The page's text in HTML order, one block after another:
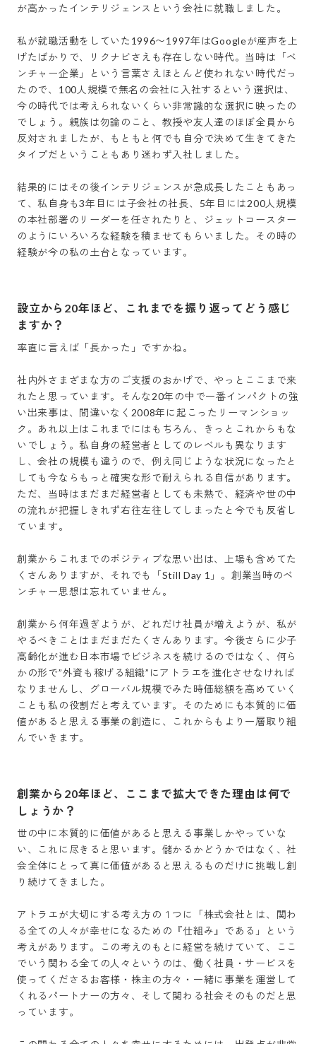
が高かったインテリジェンスという会社に就職しました。
私が就職活動をしていた1996〜1997年はGoogleが産声を上
げたばかりで、リクナビさえも存在しない時代。当時は「ベ
ンチャー企業」という言葉さえほとんど使われない時代だっ
たので、100人規模で無名の会社に入社するという選択は、
今の時代では考えられないくらい非常識的な選択に映ったの
でしょう。親族は勿論のこと、教授や友人達のほぼ全員から
反対されましたが、もともと何でも自分で決めて生きてきた
タイプだということもあり迷わず入社しました。
結果的にはその後インテリジェンスが急成長したこともあっ
て、私自身も3年目には子会社の社長、5年目には200人規模
の本社部署のリーダーを任されたりと、ジェットコースター
のようにいろいろな経験を積ませてもらいました。その時の
経験が今の私の土台となっています。
設立から20年ほど、これまでを振り返ってどう感じ
ますか？
率直に言えば「長かった」ですかね。
社内外さまざまな方のご支援のおかげで、やっとここまで来
れたと思っています。そんな20年の中で一番インパクトの強
い出来事は、間違いなく2008年に起こったリーマンショッ
ク。あれ以上はこれまでにはもちろん、きっとこれからもな
いでしょう。私自身の経営者としてのレベルも異なります
し、会社の規模も違うので、例え同じような状況になったと
しても今ならもっと確実な形で耐えられる自信があります。
ただ、当時はまだまだ経営者としても未熟で、経済や世の中
の流れが把握しきれず右往左往してしまったと今でも反省し
ています。
創業からこれまでのポジティブな思い出は、上場も含めてた
くさんありますが、それでも「Still Day 1」。創業当時のベ
ンチャー思想は忘れていません。
創業から何年過ぎようが、どれだけ社員が増えようが、私が
やるべきことはまだまだたくさんあります。今後さらに少子
高齢化が進む日本市場でビジネスを続けるのではなく、何ら
かの形で”外資も稼げる組織”にアトラエを進化させなければ
なりませんし、グローバル規模でみた時価総額を高めていく
ことも私の役割だと考えています。そのためにも本質的に価
値があると思える事業の創造に、これからもより一層取り組
創業から20年ほど、ここまで拡大できた理由は何で
しょうか？
世の中に本質的に価値があると思える事業しかやっていな
い、これに尽きると思います。儲かるかどうかではなく、社
会全体にとって真に価値があると思えるものだけに挑戦し創
り続けてきました。
アトラエが大切にする考え方の１つに「株式会社とは、関わ
る全ての人々が幸せになるための『仕組み』である」という
考えがあります。この考えのもとに経営を続けていて、ここ
でいう関わる全ての人々というのは、働く社員・サービスを
使ってくださるお客様・株主の方々・一緒に事業を運営して
くれるパートナーの方々、そして関わる社会そのものだと思
っています。